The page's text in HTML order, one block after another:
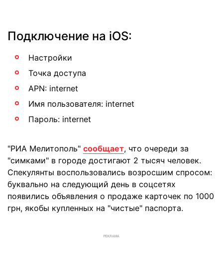
Подключение на iOS:
Настройки
Точка доступа
APN: internet
Имя пользователя: internet
Пароль: internet
"РИА Мелитополь" сообщает, что очереди за
"симками" в городе достигают 2 тысяч человек.
Спекулянты воспользовались возросшим спросом:
буквально на следующий день в соцсетях
появились объявления о продаже карточек по 1000
грн, якобы купленных на "чистые" паспорта.
РЕКЛАМА